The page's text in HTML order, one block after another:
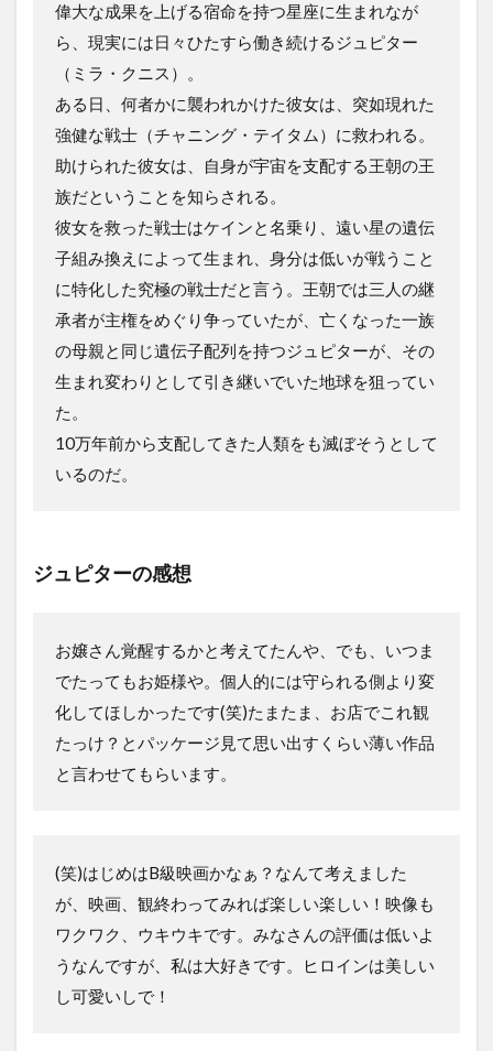
偉大な成果を上げる宿命を持つ星座に生まれなが
ら、現実には日々ひたすら働き続けるジュピター
（ミラ・クニス）。
ある日、何者かに襲われかけた彼女は、突如現れた
強健な戦士（チャニング・テイタム）に救われる。
助けられた彼女は、自身が宇宙を支配する王朝の王
族だということを知らされる。
彼女を救った戦士はケインと名乗り、遠い星の遺伝
子組み換えによって生まれ、身分は低いが戦うこと
に特化した究極の戦士だと言う。王朝では三人の継
承者が主権をめぐり争っていたが、亡くなった一族
の母親と同じ遺伝子配列を持つジュピターが、その
生まれ変わりとして引き継いでいた地球を狙ってい
た。
10万年前から支配してきた人類をも滅ぼそうとして
いるのだ。
ジュピターの感想
お嬢さん覚醒するかと考えてたんや、でも、いつま
でたってもお姫様や。個人的には守られる側より変
化してほしかったです(笑)たまたま、お店でこれ観
たっけ？とパッケージ見て思い出すくらい薄い作品
と言わせてもらいます。
(笑)はじめはB級映画かなぁ？なんて考えました
が、映画、観終わってみれば楽しい楽しい！映像も
ワクワク、ウキウキです。みなさんの評価は低いよ
うなんですが、私は大好きです。ヒロインは美しい
し可愛いしで！